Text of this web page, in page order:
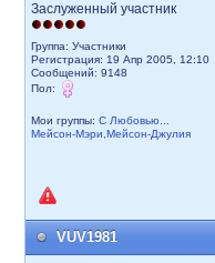
Заслуженный участник
Группа: Участники
Регистрация: 19 Апр 2005, 12:10
Сообщений: 9148
Пол:
Мои группы: С Любовью...
Мейсон-Мэри,Мейсон-Джулия
VUV1981